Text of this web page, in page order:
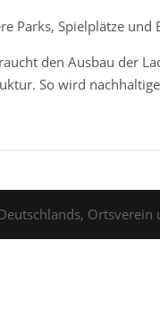
Parks, Spielplätze
den Ausbau der
So wird